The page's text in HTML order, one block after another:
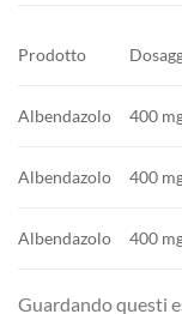
Prodotto
Albendazolo 400
Albendazolo 400
Albendazolo 400
Guardando questi